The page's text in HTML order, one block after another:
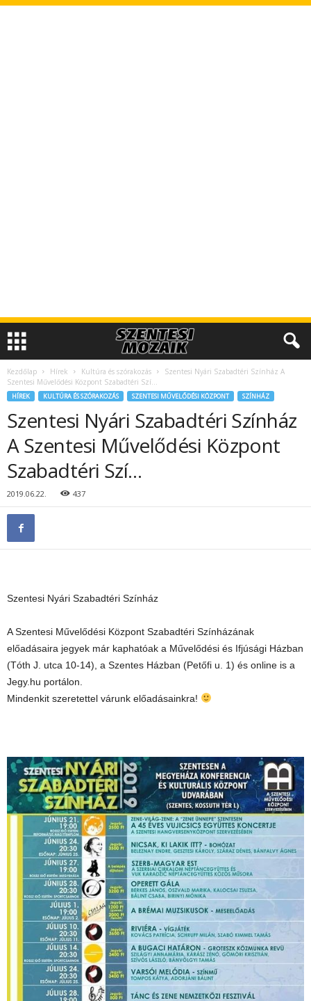
Kezdőlap Hírek Kultúra és szórakozás
Szentesi Nyári Szabadtéri Színház A
Szentesi Művelődési Központ Szabadtéri Szí…
HÍREK KULTÚRA ÉS SZÓRAKOZÁS SZENTESI MŰVELŐDÉSI KÖZPONT SZÍNHÁZ
Szentesi Nyári Szabadtéri Színház
A Szentesi Művelődési Központ
Szabadtéri Szí…
2019.06.22. 437
Szentesi Nyári Szabadtéri Színház
A Szentesi Művelődési Központ Szabadtéri Színházának
előadásaira jegyek már kaphatóak a Művelődési és Ifjúsági Házban
(Tóth J. utca 10-14), a Szentes Házban (Petőfi u. 1) és online is a
Jegy.hu portálon.
Mindenkit szeretettel várunk előadásainkra!